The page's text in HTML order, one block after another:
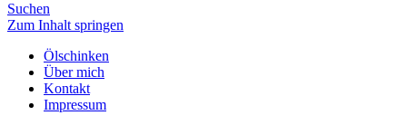
Suchen
Zum Inhalt springen
Ölschinken
Über mich
Kontakt
Impressum